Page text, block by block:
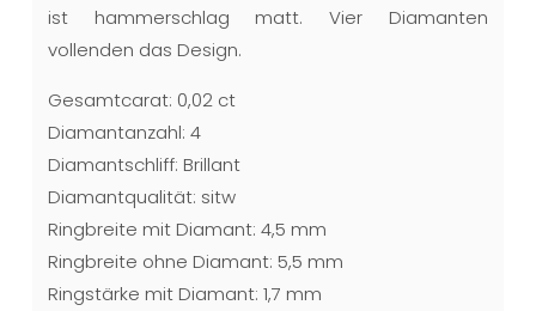
ist hammerschlag matt. Vier Diamanten
vollenden das Design.
Gesamtcarat: 0,02 ct
Diamantanzahl: 4
Diamantschliff: Brillant
Diamantqualität: sitw
Ringbreite mit Diamant: 4,5 mm
Ringbreite ohne Diamant: 5,5 mm
Ringstärke mit Diamant: 1,7 mm